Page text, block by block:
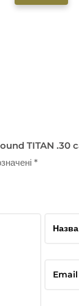
TITAN .30
*